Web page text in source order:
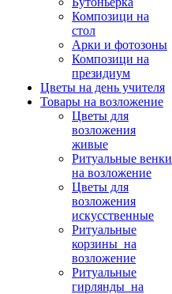
Композици на
стол
Арки и фотозоны
Композици на
президиум
Цветы на день учителя
Товары на возложение
Цветы для
возложения
живые
Ритуальные венки
на возложение
Цветы для
возложения
искусственные
Ритуальные
корзины на
возложение
Ритуальные
гирлянды на